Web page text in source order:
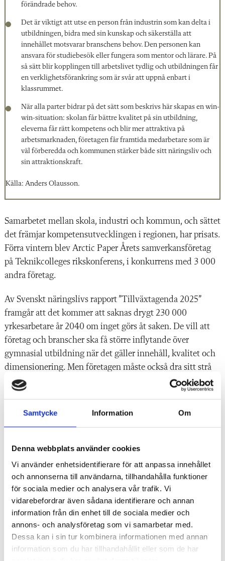
Samtycke Information Om
Denna webbplats använder cookies
Vi använder enhetsidentifierare för att anpassa innehållet
och annonserna till användarna, tillhandahålla funktioner
för sociala medier och analysera vår trafik. Vi
vidarebefordrar även sådana identifierare och annan
information från din enhet till de sociala medier och
annons- och analysföretag som vi samarbetar med.
Dessa kan i sin tur kombinera informationen med annan
information som du har tillhandahållit eller som de har
förändrade behov.
Det är viktigt att utse en person från industrin som kan delta i
utbildningen, bidra med sin kunskap och säkerställa att
innehållet motsvarar branschens behov. Den personen kan
ansvara för studiebesök eller fungera som mentor och lärare. På
så sätt blir kopplingen till arbetslivet tydlig och utbildningen får
en verklighetsförankring som är svår att uppnå enbart i
klassrummet.
När alla parter bidrar på det sätt som beskrivs här skapas en win-
win-situation: skolan får bättre kvalitet på sin utbildning,
eleverna får rätt kompetens och blir mer attraktiva på
arbetsmarknaden, företagen får framtida medarbetare som är
väl förberedda och kommunen stärker både sitt näringsliv och
sin attraktionskraft.
Källa: Anders Olausson.
Samarbetet mellan skola, industri och kommun, och sättet
det främjar kompetensutvecklingen i regionen, har prisats.
Förra vintern blev Arctic Paper Årets samverkansföretag
på Teknikcolleges rikskonferens, i konkurrens med 3 000
andra företag.
Av Svenskt näringslivs rapport ”Tillväxtagenda 2025”
framgår att det kommer att saknas drygt 230 000
yrkesarbetare år 2040 om inget görs åt saken. De vill att
företag och branscher ska få större inflytande över
gymnasial utbildning när det gäller innehåll, kvalitet och
dimen­sionering. Men företagen måste också dra sitt strå
till stacken.
bjuda in, säger Alex Olausson. Företagen vill dessutom
personal behöver de det nu direkt, men det funkar inte
Processtekniska gymnasiet har två inriktningar. Inför
årskurs 2 får eleverna välja om de vill lära sig mer för att
bli processoperatörer eller arbeta med drifttekniskt
underhåll.
Neo Claesson, som går tredje året på utbildningen, tycker